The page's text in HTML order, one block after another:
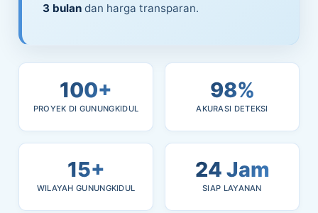
3 bulandan harga transparan.
100+
PROYEK DI GUNUNGKIDUL
98%
AKURASI DETEKSI
15+
WILAYAH GUNUNGKIDUL
24 Jam
SIAP LAYANAN